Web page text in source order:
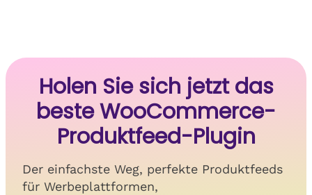
Holen Sie sich jetzt das
beste WooCommerce-
Produktfeed-Plugin
Der einfachste Weg, perfekte Produktfeeds
für Werbeplattformen,